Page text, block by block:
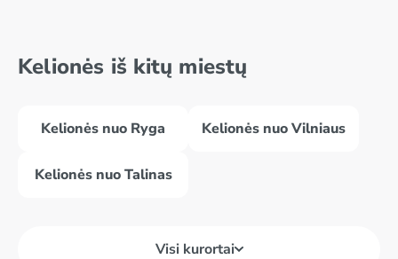
Kelionės iš kitų miestų
Kelionės nuo Ryga Kelionės nuo Vilniaus
Kelionės nuo Talinas
Visi kurortai